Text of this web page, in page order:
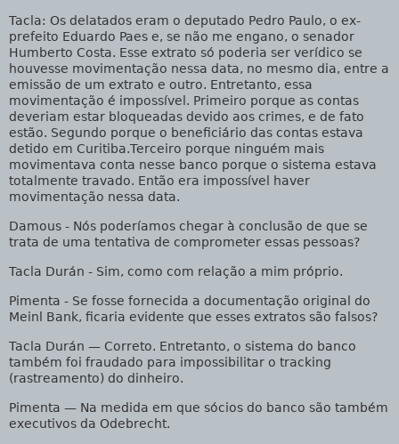
Tacla: Os delatados eram o deputado Pedro Paulo, o ex-
prefeito Eduardo Paes e, se não me engano, o senador
Humberto Costa. Esse extrato só poderia ser verídico se
houvesse movimentação nessa data, no mesmo dia, entre a
emissão de um extrato e outro. Entretanto, essa
movimentação é impossível. Primeiro porque as contas
deveriam estar bloqueadas devido aos crimes, e de fato
estão. Segundo porque o beneficiário das contas estava
detido em Curitiba.Terceiro porque ninguém mais
movimentava conta nesse banco porque o sistema estava
totalmente travado. Então era impossível haver
movimentação nessa data.
Damous - Nós poderíamos chegar à conclusão de que se
trata de uma tentativa de comprometer essas pessoas?
Tacla Durán - Sim, como com relação a mim próprio.
Pimenta - Se fosse fornecida a documentação original do
Meinl Bank, ficaria evidente que esses extratos são falsos?
Tacla Durán — Correto. Entretanto, o sistema do banco
também foi fraudado para impossibilitar o tracking
(rastreamento) do dinheiro.
Pimenta — Na medida em que sócios do banco são também
executivos da Odebrecht.